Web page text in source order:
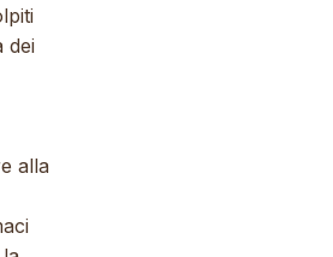
dei
alla